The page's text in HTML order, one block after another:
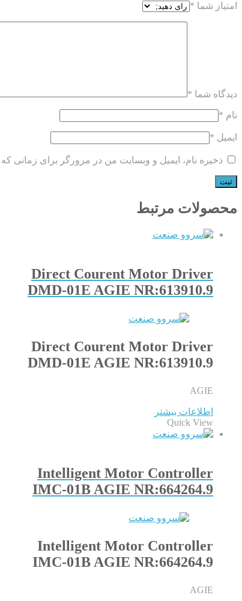
امتیاز شما *
دیدگاه شما *
نام *
ایمیل *
ذخیره نام، ایمیل و وبسایت من در مرورگر برای زمانی
محصولات مرتبط
Direct Courent Motor Driver
DMD-01E AGIE NR:613910.9
Direct Courent Motor Driver
DMD-01E AGIE NR:613910.9
AGIE
اطلاعات بیشتر
Quick View
Intelligent Motor Controller
IMC-01B AGIE NR:664264.9
Intelligent Motor Controller
IMC-01B AGIE NR:664264.9
AGIE